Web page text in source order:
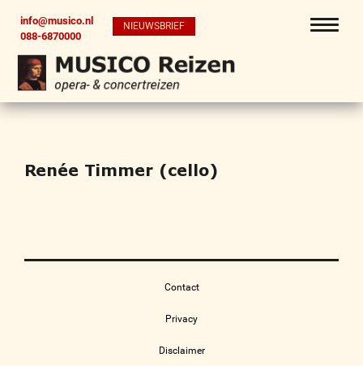
info@musico.nl
088-6870000
NIEUWSBRIEF
Renée Timmer (cello)
Contact
Privacy
Disclaimer